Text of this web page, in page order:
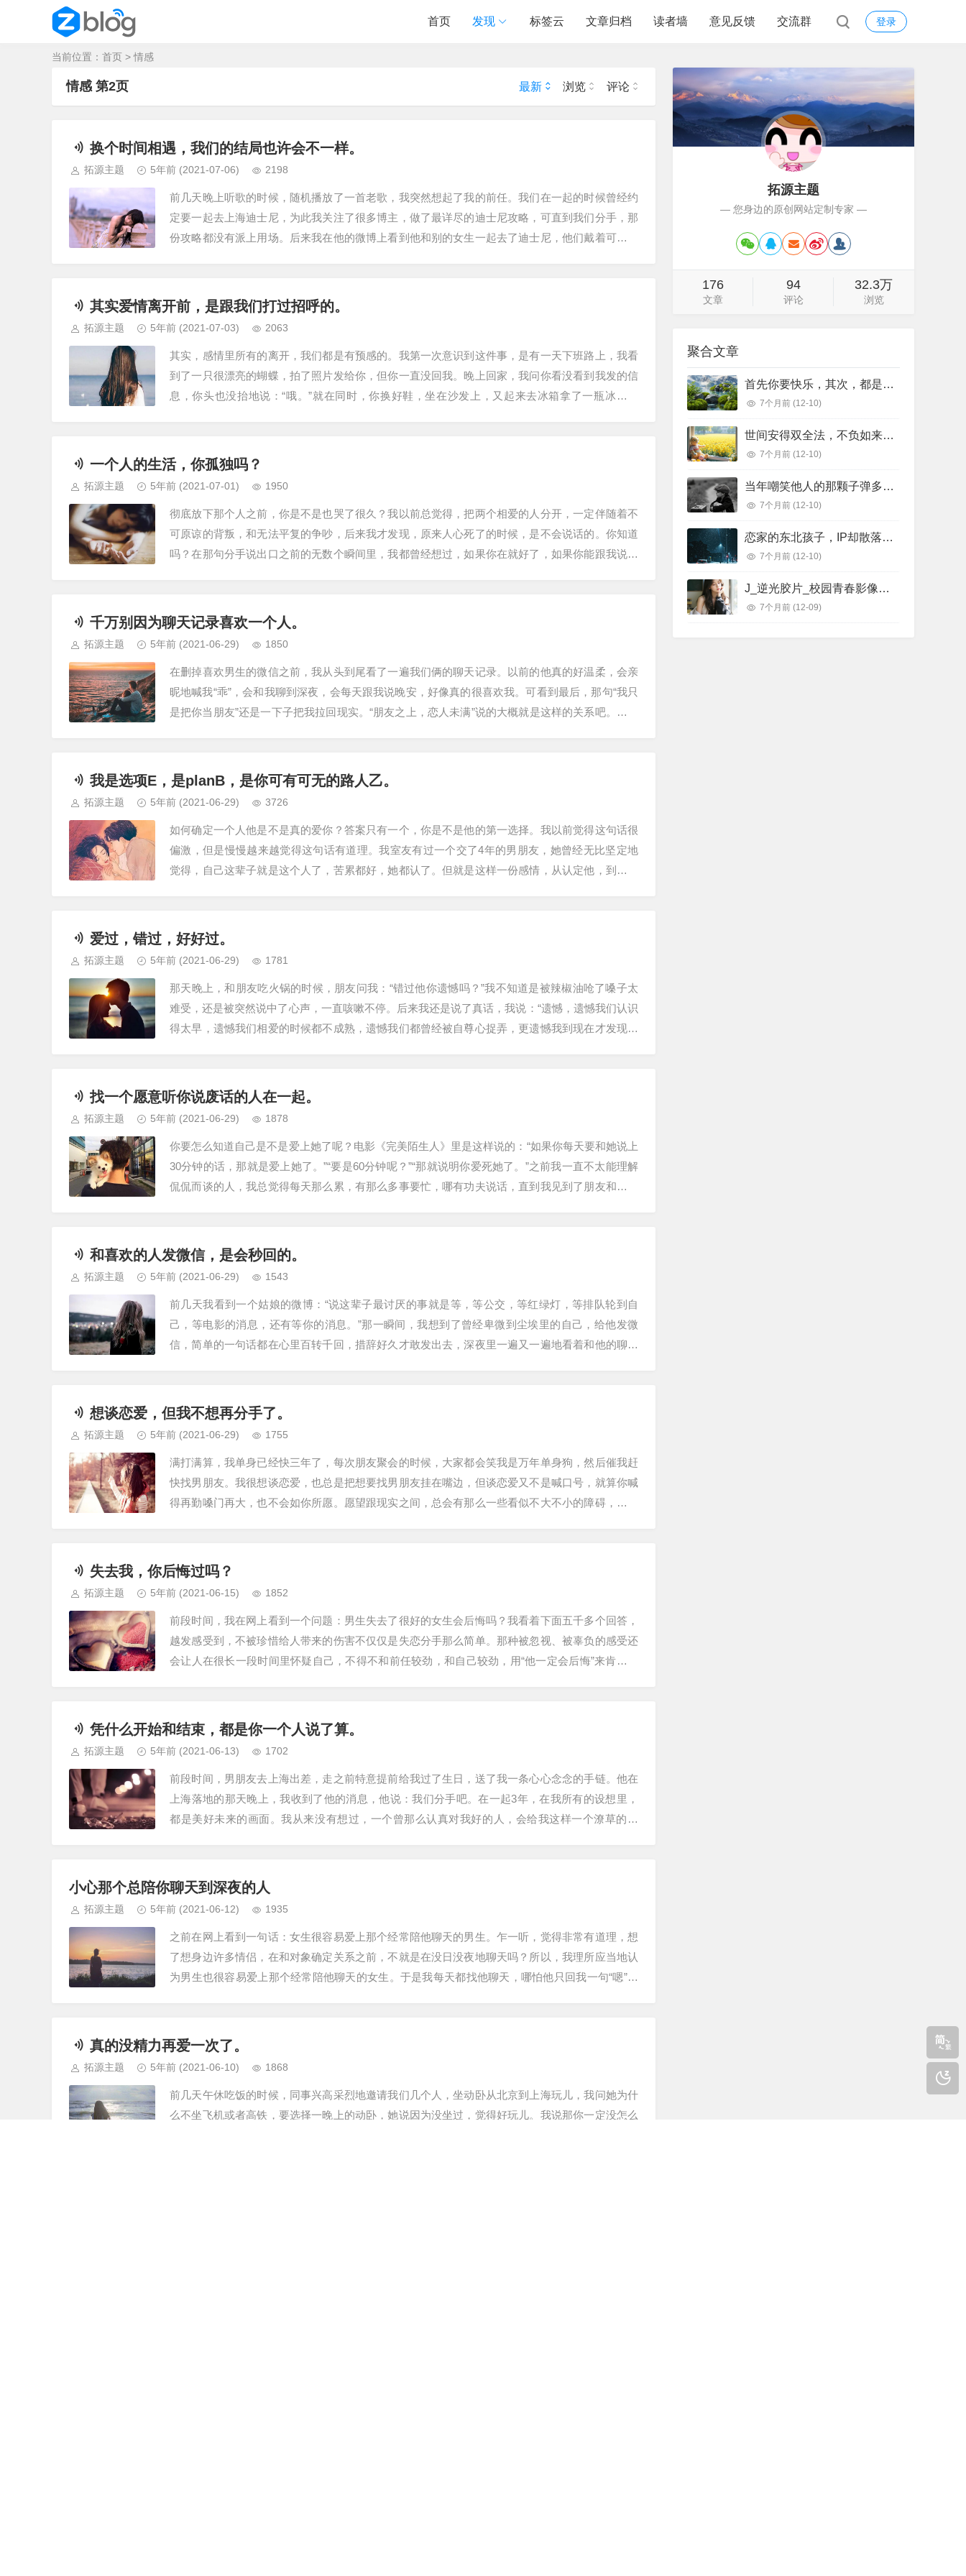
登录
首页 发现 标签云 文章归档 读者墙 意见反馈 交流群
当前位置： 首页 >情感
情感 第2页 最新 浏览 评论
换个时间相遇，我们的结局也许会不一样。
拓源主题 5年前 (2021-07-06) 2198
前几天晚上听歌的时候，随机播放了一首老歌，我突然想起了我的前任。我们在一起的时候曾经约
定要一起去上海迪士尼，为此我关注了很多博主，做了最详尽的迪士尼攻略，可直到我们分手，那
份攻略都没有派上用场。后来我在他的微博上看到他和别的女生一起去了迪士尼，他们戴着可爱的
其实爱情离开前，是跟我们打过招呼的。
拓源主题 5年前 (2021-07-03) 2063
其实，感情里所有的离开，我们都是有预感的。我第一次意识到这件事，是有一天下班路上，我看
到了一只很漂亮的蝴蝶，拍了照片发给你，但你一直没回我。晚上回家，我问你看没看到我发的信
息，你头也没抬地说：“哦。”就在同时，你换好鞋，坐在沙发上，又起来去冰箱拿了一瓶冰镇饮
一个人的生活，你孤独吗？
拓源主题 5年前 (2021-07-01) 1950
彻底放下那个人之前，你是不是也哭了很久？我以前总觉得，把两个相爱的人分开，一定伴随着不
可原谅的背叛，和无法平复的争吵，后来我才发现，原来人心死了的时候，是不会说话的。你知道
吗？在那句分手说出口之前的无数个瞬间里，我都曾经想过，如果你在就好了，如果你能跟我说说
千万别因为聊天记录喜欢一个人。
拓源主题 5年前 (2021-06-29) 1850
在删掉喜欢男生的微信之前，我从头到尾看了一遍我们俩的聊天记录。以前的他真的好温柔，会亲
昵地喊我“乖”，会和我聊到深夜，会每天跟我说晚安，好像真的很喜欢我。可看到最后，那句“我只
是把你当朋友”还是一下子把我拉回现实。“朋友之上，恋人未满”说的大概就是这样的关系吧。当所
我是选项E，是planB，是你可有可无的路人乙。
拓源主题 5年前 (2021-06-29) 3726
如何确定一个人他是不是真的爱你？答案只有一个，你是不是他的第一选择。我以前觉得这句话很
偏激，但是慢慢越来越觉得这句话有道理。我室友有过一个交了4年的男朋友，她曾经无比坚定地
觉得，自己这辈子就是这个人了，苦累都好，她都认了。但就是这样一份感情，从认定他，到放弃
爱过，错过，好好过。
拓源主题 5年前 (2021-06-29) 1781
那天晚上，和朋友吃火锅的时候，朋友问我：“错过他你遗憾吗？”我不知道是被辣椒油呛了嗓子太
难受，还是被突然说中了心声，一直咳嗽不停。后来我还是说了真话，我说：“遗憾，遗憾我们认识
得太早，遗憾我们相爱的时候都不成熟，遗憾我们都曾经被自尊心捉弄，更遗憾我到现在才发现，
找一个愿意听你说废话的人在一起。
拓源主题 5年前 (2021-06-29) 1878
你要怎么知道自己是不是爱上她了呢？电影《完美陌生人》里是这样说的：“如果你每天要和她说上
30分钟的话，那就是爱上她了。”“要是60分钟呢？”“那就说明你爱死她了。”之前我一直不太能理解
侃侃而谈的人，我总觉得每天那么累，有那么多事要忙，哪有功夫说话，直到我见到了朋友和她男
和喜欢的人发微信，是会秒回的。
拓源主题 5年前 (2021-06-29) 1543
前几天我看到一个姑娘的微博：“说这辈子最讨厌的事就是等，等公交，等红绿灯，等排队轮到自
己，等电影的消息，还有等你的消息。”那一瞬间，我想到了曾经卑微到尘埃里的自己，给他发微
信，简单的一句话都在心里百转千回，措辞好久才敢发出去，深夜里一遍又一遍地看着和他的聊天
想谈恋爱，但我不想再分手了。
拓源主题 5年前 (2021-06-29) 1755
满打满算，我单身已经快三年了，每次朋友聚会的时候，大家都会笑我是万年单身狗，然后催我赶
快找男朋友。我很想谈恋爱，也总是把想要找男朋友挂在嘴边，但谈恋爱又不是喊口号，就算你喊
得再勤嗓门再大，也不会如你所愿。愿望跟现实之间，总会有那么一些看似不大不小的障碍，会在
失去我，你后悔过吗？
拓源主题 5年前 (2021-06-15) 1852
前段时间，我在网上看到一个问题：男生失去了很好的女生会后悔吗？我看着下面五千多个回答，
越发感受到，不被珍惜给人带来的伤害不仅仅是失恋分手那么简单。那种被忽视、被辜负的感受还
会让人在很长一段时间里怀疑自己，不得不和前任较劲，和自己较劲，用“他一定会后悔”来肯定自
凭什么开始和结束，都是你一个人说了算。
拓源主题 5年前 (2021-06-13) 1702
前段时间，男朋友去上海出差，走之前特意提前给我过了生日，送了我一条心心念念的手链。他在
上海落地的那天晚上，我收到了他的消息，他说：我们分手吧。在一起3年，在我所有的设想里，
都是美好未来的画面。我从来没有想过，一个曾那么认真对我好的人，会给我这样一个潦草的结
小心那个总陪你聊天到深夜的人
拓源主题 5年前 (2021-06-12) 1935
之前在网上看到一句话：女生很容易爱上那个经常陪他聊天的男生。乍一听，觉得非常有道理，想
了想身边许多情侣，在和对象确定关系之前，不就是在没日没夜地聊天吗？所以，我理所应当地认
为男生也很容易爱上那个经常陪他聊天的女生。于是我每天都找他聊天，哪怕他只回我一句“嗯”，
真的没精力再爱一次了。
拓源主题 5年前 (2021-06-10) 1868
前几天午休吃饭的时候，同事兴高采烈地邀请我们几个人，坐动卧从北京到上海玩儿，我问她为什
么不坐飞机或者高铁，要选择一晚上的动卧，她说因为没坐过，觉得好玩儿。我说那你一定没怎么
拓源主题
— 您身边的原创网站定制专家 —
176
文章
94
评论
32.3万
浏览
聚合文章
首先你要快乐，其次，都是其次。
7个月前 (12-10)
世间安得双全法，不负如来不负卿。
7个月前 (12-10)
当年嘲笑他人的那颗子弹多年以后正中自己的眉心
7个月前 (12-10)
恋家的东北孩子，IP却散落在世界各地
7个月前 (12-10)
J_逆光胶片_校园青春影像纪念宣传
7个月前 (12-09)